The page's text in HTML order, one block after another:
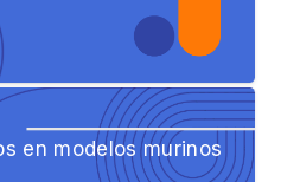
en modelos murinos